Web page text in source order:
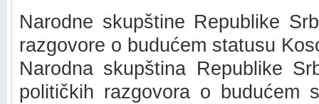
Narodne skupštine Republike
razgovore o budućem statusu
Narodna skupština Republike
političkih razgovora o budućem